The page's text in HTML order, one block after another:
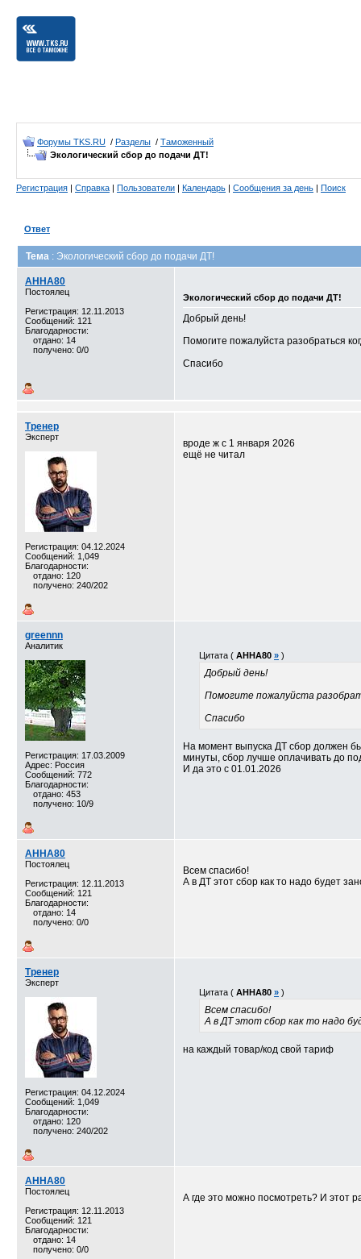
Форумы TKS.RU / Разделы / Таможенный
Экологический сбор до подачи ДТ!
Регистрация | Справка | Пользователи | Календарь | Сообщения за день | Поиск
Ответ
Тема : Экологический сбор до подачи ДТ!
АННА80
Постоялец
Регистрация: 12.11.2013
Сообщений: 121
Благодарности:
отдано: 14
получено: 0/0
Экологический сбор до подачи ДТ!
Добрый день!
Помогите пожалуйста разобраться
Спасибо
Тренер
Эксперт
Регистрация: 04.12.2024
Сообщений: 1,049
Благодарности:
отдано: 120
получено: 240/202
вроде ж с 1 января 2026
ещё не читал
greennn
Аналитик
Регистрация: 17.03.2009
Адрес: Россия
Сообщений: 772
Благодарности:
отдано: 453
получено: 10/9
Цитата ( АННА80 » )
Добрый день!
Помогите пожалуйста
Спасибо
На момент выпуска ДТ сбор должен
минуты, сбор лучше оплачивать до
И да это с 01.01.2026
АННА80
Постоялец
Регистрация: 12.11.2013
Сообщений: 121
Благодарности:
отдано: 14
получено: 0/0
Всем спасибо!
А в ДТ этот сбор как то надо будет
Тренер
Эксперт
Регистрация: 04.12.2024
Сообщений: 1,049
Благодарности:
отдано: 120
получено: 240/202
Цитата ( АННА80 » )
Всем спасибо!
А в ДТ этот сбор как то надо
на каждый товар/код свой тариф
АННА80
Постоялец
Регистрация: 12.11.2013
Сообщений: 121
Благодарности:
отдано: 14
получено: 0/0
А где это можно посмотреть? И этот